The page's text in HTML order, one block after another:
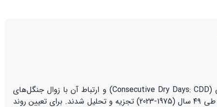
هدف پژوهش، بررسی روندهای بلندمدت بارندگی و روزهای خشک متوالی (Consecutive Dry Days: CDD) و ارتباط آن با زوال جنگل‌های
زاگرس بود. داده‌های روزانه ایستگاه‌های هواشناسی همدیدبانی کرمانشاه و خرم‌آباد طی ۴۹ سال (1975-2023) تجزیه و تحلیل شدند. برای تعیین روند